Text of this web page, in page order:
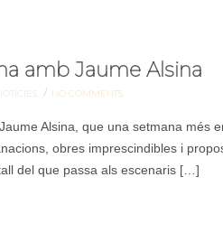
amb Jaume Alsina
NOTÍCIES / NO COMMENTS
Alsina, que una setmana més
obres imprescindibles i
del que passa als escenaris […]